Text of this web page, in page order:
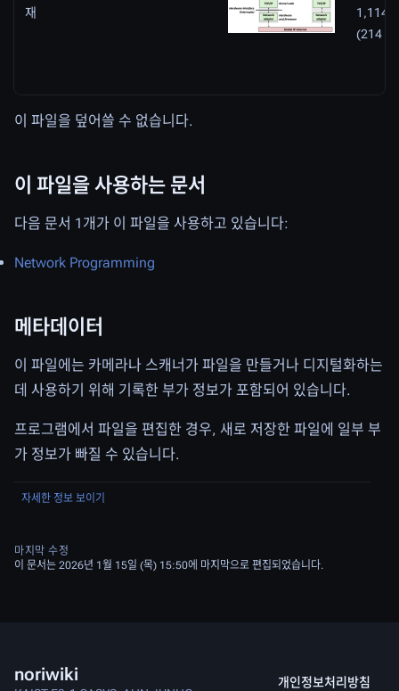
재
1,114
(214
이 파일을 덮어쓸 수 없습니다.
이 파일을 사용하는 문서
다음 문서 1개가 이 파일을 사용하고 있습니다:
Network Programming
메타데이터
이 파일에는 카메라나 스캐너가 파일을 만들거나 디지털화하는
데 사용하기 위해 기록한 부가 정보가 포함되어 있습니다.
프로그램에서 파일을 편집한 경우, 새로 저장한 파일에 일부 부
가 정보가 빠질 수 있습니다.
자세한 정보 보이기
마지막 수정
이 문서는 2026년 1월 15일 (목) 15:50에 마지막으로 편집되었습니다.
noriwiki 개인정보처리방침